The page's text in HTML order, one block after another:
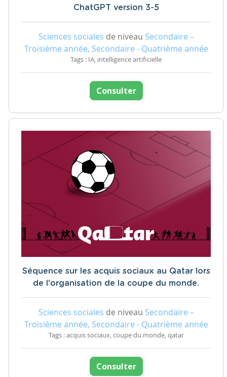
ChatGPT version 3-5
Sciences sociales de niveau Secondaire –
Troisième année, Secondaire - Quatrième année
Tags : IA, intelligence artificielle
Consulter
Séquence sur les acquis sociaux au Qatar lors
de l'organisation de la coupe du monde.
Sciences sociales de niveau Secondaire –
Troisième année, Secondaire - Quatrième année
Tags : acquis sociaux, coupe du monde, qatar
Consulter